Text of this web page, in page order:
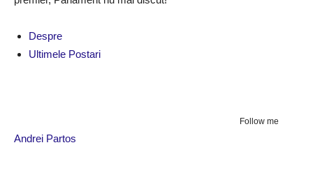
Despre
Ultimele Postari
Follow me
Andrei Partos